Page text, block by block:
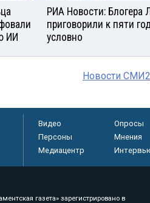
ИИ
РИА Новости: Блогера
приговорили к пяти
условно
Новости СМИ2
Видео Опросы
Персоны
Мнения
Медиацентр
газета» зарегистрировано в